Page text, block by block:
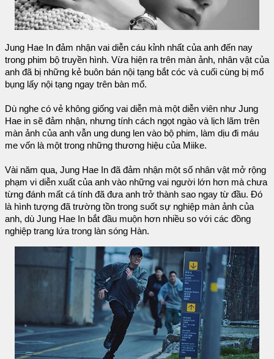
Jung Hae In đảm nhận vai diễn cáu kỉnh nhất của anh đến nay
trong phim bộ truyền hình. Vừa hiện ra trên màn ảnh, nhân vật của
anh đã bị những kẻ buôn bán nội tạng bắt cóc và cuối cùng bị mổ
bụng lấy nội tạng ngay trên bàn mổ.
Dù nghe có vẻ không giống vai diễn mà một diễn viên như Jung
Hae in sẽ đảm nhận, nhưng tính cách ngọt ngào và lịch lãm trên
màn ảnh của anh vẫn ung dung len vào bộ phim, làm dịu đi máu
me vốn là một trong những thương hiệu của Miike.
Vài năm qua, Jung Hae In đã đảm nhận một số nhân vật mở rộng
phạm vi diễn xuất của anh vào những vai người lớn hơn mà chưa
từng đánh mất cá tính đã đưa anh trở thành sao ngay từ đầu. Đó
là hình tượng đã trường tồn trong suốt sự nghiệp màn ảnh của
anh, dù Jung Hae In bắt đầu muộn hơn nhiều so với các đồng
nghiệp trang lứa trong làn sóng Hàn.